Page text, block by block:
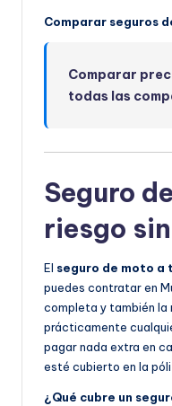
Comparar seguros
Comparar
todas las
Seguro
riesgo
El seguro de moto a
puedes contratar en
completa y también la
prácticamente
pagar nada extra en
esté cubierto en la
¿Qué cubre un